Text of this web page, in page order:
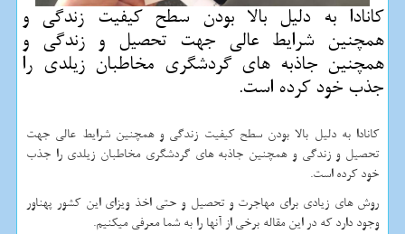
كانادا به دلیل بالا بودن سطح كیفیت زندگی و
همچنین شرایط عالی جهت تحصیل و زندگی و
همچنین جاذبه های گردشگری مخاطبان زیلدی را
جذب خود كرده است.
کانادا به دلیل بالا بودن سطح کیفیت زندگی و همچنین شرایط عالی جهت
تحصیل و زندگی و همچنین جاذبه های گردشگری مخاطبان زیلدی را جذب
خود کرده است.
روش های زیادی برای مهاجرت و تحصیل و حتی اخذ ویزای این کشور پهناور
وجود دارد که در این مقاله برخی از آنها را به شما معرفی میکنیم.